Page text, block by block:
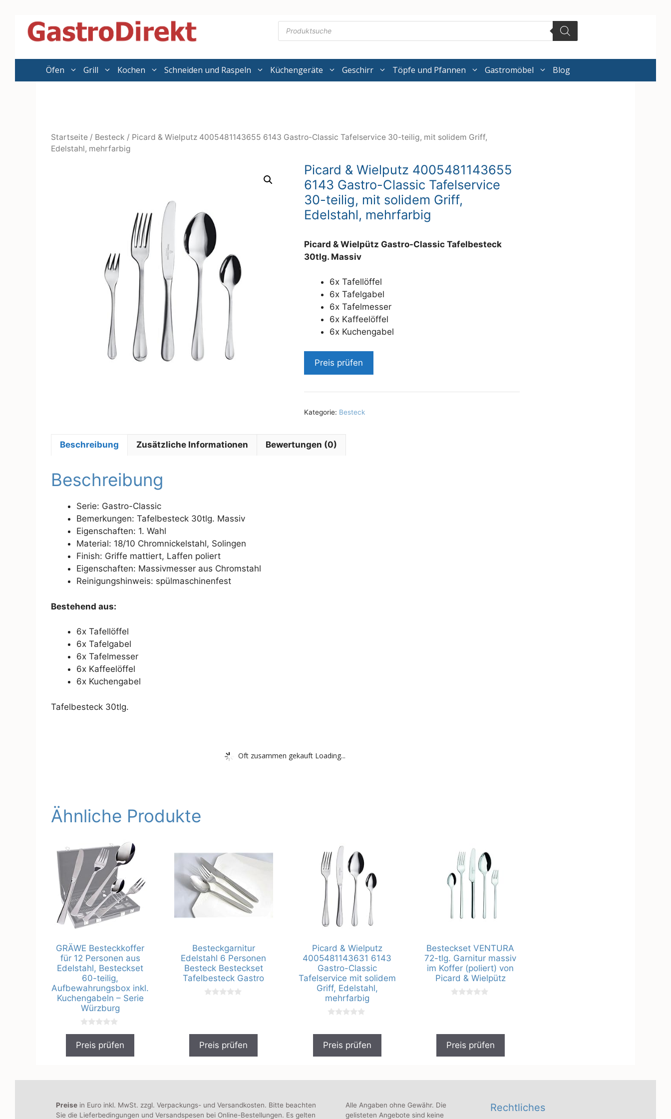
Zum
Inhalt
Products
search
Öfen Grill Kochen Schneiden und Raspeln Küchengeräte Geschirr Töpfe und Pfannen Gastromöbel Blog
Startseite / Besteck / Picard & Wielputz 4005481143655 6143 Gastro-Classic Tafelservice 30-teilig, mit solidem Griff,
Edelstahl, mehrfarbig
Picard & Wielputz 4005481143655
6143 Gastro-Classic Tafelservice
30-teilig, mit solidem Griff,
Edelstahl, mehrfarbig
Picard & Wielpütz Gastro-Classic Tafelbesteck
30tlg. Massiv
6x Tafellöffel
6x Tafelgabel
6x Tafelmesser
6x Kaffeelöffel
6x Kuchengabel
Preis prüfen
Kategorie: Besteck
Beschreibung Zusätzliche Informationen Bewertungen (0)
Beschreibung
Serie: Gastro-Classic
Bemerkungen: Tafelbesteck 30tlg. Massiv
Eigenschaften: 1. Wahl
Material: 18/10 Chromnickelstahl, Solingen
Finish: Griffe mattiert, Laffen poliert
Eigenschaften: Massivmesser aus Chromstahl
Reinigungshinweis: spülmaschinenfest
Bestehend aus:
6x Tafellöffel
6x Tafelgabel
6x Tafelmesser
6x Kaffeelöffel
6x Kuchengabel
Tafelbesteck 30tlg.
Oft zusammen gekauft Loading...
Ähnliche Produkte
GRÄWE Besteckkoffer
für 12 Personen aus
Edelstahl, Besteckset
60-teilig,
Aufbewahrungsbox inkl.
Kuchengabeln – Serie
Würzburg
0
o
Preis prüfen
Besteckgarnitur
Edelstahl 6 Personen
Besteck Besteckset
Tafelbesteck Gastro
Preis prüfen
Picard & Wielputz
4005481143631 6143
Gastro-Classic
Tafelservice mit solidem
Griff, Edelstahl,
mehrfarbig
o
n
5
Preis prüfen
Besteckset VENTURA
72-tlg. Garnitur massiv
im Koffer (poliert) von
Picard & Wielpütz
Preis prüfen
Preise in Euro inkl. MwSt. zzgl. Verpackungs- und Versandkosten. Bitte beachten
Sie die Lieferbedingungen und Versandspesen bei Online-Bestellungen. Es gelten
Alle Angaben ohne Gewähr. Die
gelisteten Angebote sind keine
Rechtliches